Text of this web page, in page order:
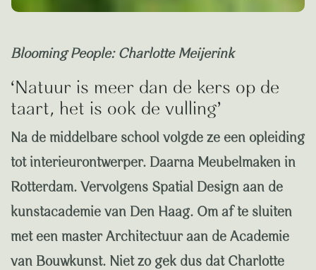
Blooming People: Charlotte Meijerink
‘Natuur is meer dan de kers op de
taart, het is ook de vulling’
Na de middelbare school volgde ze een opleiding
tot interieurontwerper. Daarna Meubelmaken in
Rotterdam. Vervolgens Spatial Design aan de
kunstacademie van Den Haag. Om af te sluiten
met een master Architectuur aan de Academie
van Bouwkunst. Niet zo gek dus dat Charlotte